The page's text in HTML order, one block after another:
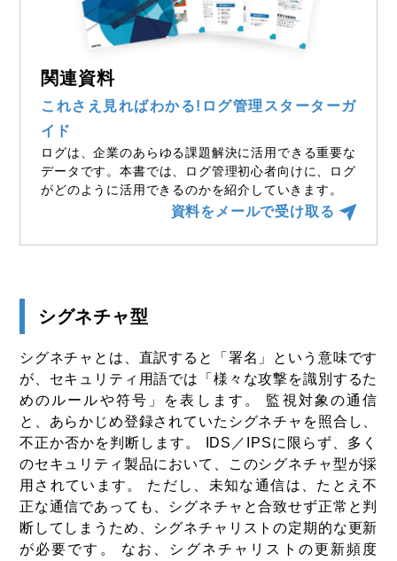
関連資料
これさえ見ればわかる!ログ管理スターターガ
イド
ログは、企業のあらゆる課題解決に活用できる重要な
データです。本書では、ログ管理初心者向けに、ログ
がどのように活用できるのかを紹介していきます。
資料をメールで受け取る
シグネチャ型
シグネチャとは、直訳すると「署名」という意味です
が、セキュリティ用語では「様々な攻撃を識別するた
めのルールや符号」を表します。 監視対象の通信
と、あらかじめ登録されていたシグネチャを照合し、
不正か否かを判断します。 IDS／IPSに限らず、多く
のセキュリティ製品において、このシグネチャ型が採
用されています。 ただし、未知な通信は、たとえ不
正な通信であっても、シグネチャと合致せず正常と判
断してしまうため、シグネチャリストの定期的な更新
が必要です。 なお、シグネチャリストの更新頻度